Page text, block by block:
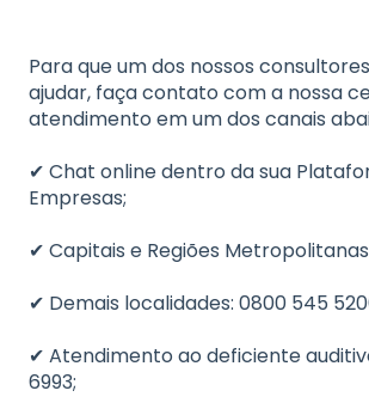
Para que um dos nossos
ajudar, faça contato com a nossa
atendimento em um dos canais
✔ Chat online dentro da sua
Empresas;
✔ Capitais e Regiões
✔ Demais localidades: 0800 545
✔ Atendimento ao deficiente
6993;